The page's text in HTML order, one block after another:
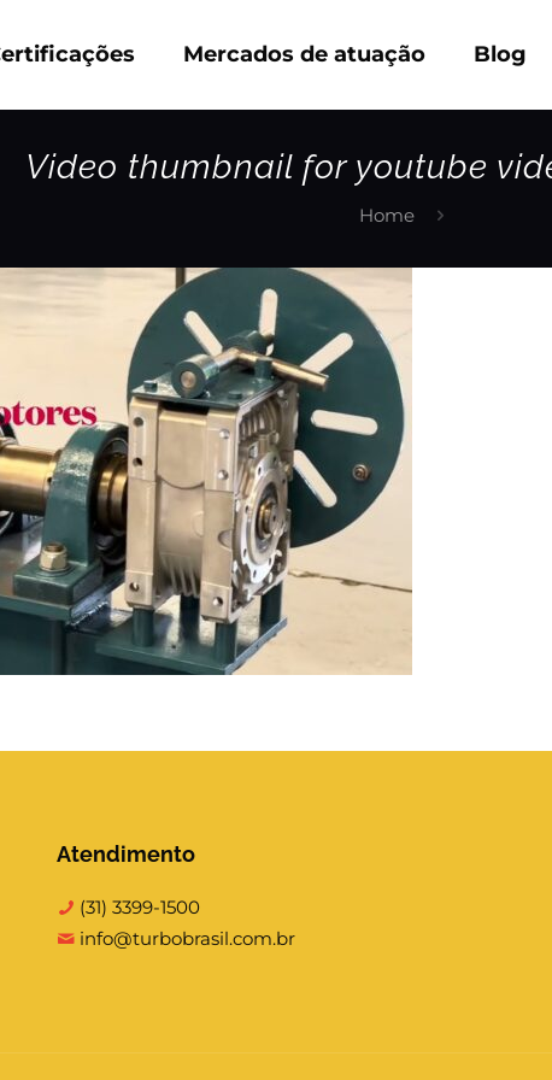
Mercados de atuação Blog
Video thumbnail for youtube
Home
Atendimento
(31) 3399-1500
info@turbobrasil.com.br